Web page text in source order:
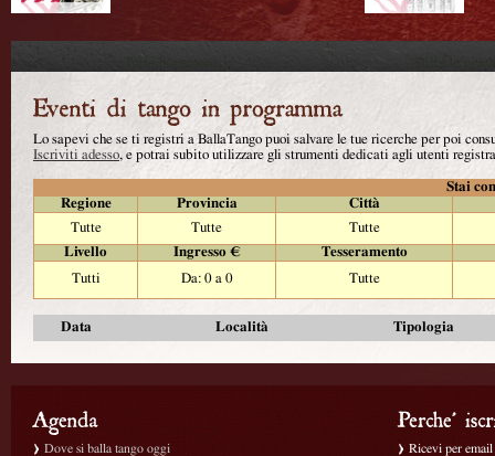
Lo sapevi che se ti registri a BallaTango puoi salvare le tue ricerche per poi
Iscriviti adesso, e potrai subito utilizzare gli strumenti dedicati agli utenti
Stai
Regione
Provincia
Città
Tutte
Tutte
Tutte
Livello
Ingresso €
Tesseramento
Tutti
Da: 0 a 0 Tutte
Data Località Tipologia
Dove si balla tango oggi
Ricevi per